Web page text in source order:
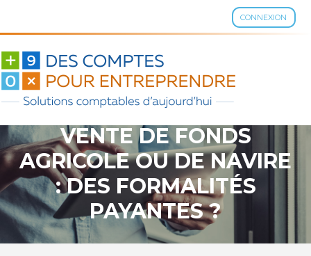
CONNEXION
Aller
contenu
VENTE DE FONDS
AGRICOLE OU DE NAVIRE
: DES FORMALITÉS
PAYANTES ?